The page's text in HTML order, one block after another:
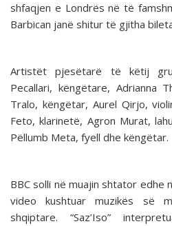
shfaqjen e Londrës në të
Barbican janë shitur të gjitha
Artistët pjesëtarë të këtij
Pecallari, këngëtare, Adrianna
Tralo, këngëtar, Aurel Qirjo,
Feto, klarinetë, Agron Murat,
Pëllumb Meta, fyell dhe këngëtar.
BBC solli në muajin shtator edhe
video kushtuar muzikës së
shqiptare. “Saz’Iso”